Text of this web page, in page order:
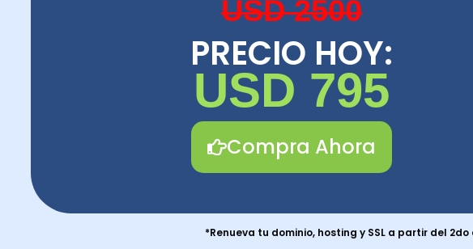
USD 2500
PRECIO HOY:
USD 795
Compra Ahora
*Renueva tu dominio, hosting y SSL a partir del 2do